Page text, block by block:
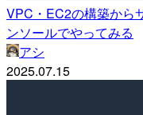
VPC・EC2の構築から
ンソールでやってみる
アシ
2025.07.15